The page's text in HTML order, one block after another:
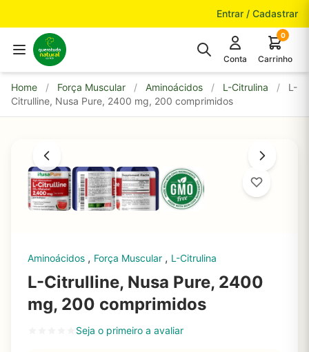
Entrar / Cadastrar
Conta
0
Carrinho
Home / Força Muscular / Aminoácidos / L-Citrulina /
L-
Citrulline, Nusa Pure, 2400 mg, 200 comprimidos
Aminoácidos , Força Muscular , L-Citrulina
L-Citrulline, Nusa Pure, 2400
mg, 200 comprimidos
Seja o primeiro a avaliar